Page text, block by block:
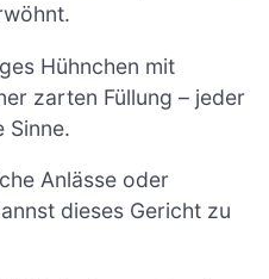
Hühnchen mit
zarten Füllung – jeder
Sinne.
Anlässe oder
dieses Gericht zu